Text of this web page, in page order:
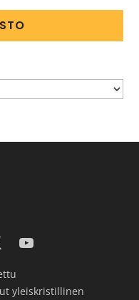
yleiskristillinen